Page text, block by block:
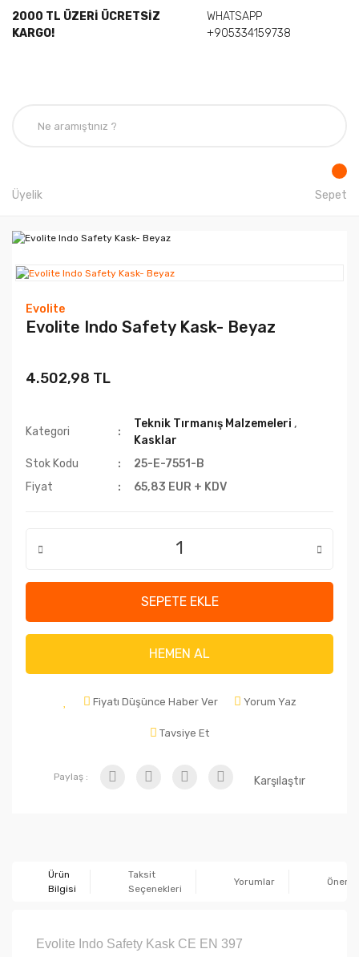
2000 TL ÜZERİ ÜCRETSİZ
KARGO!
WHATSAPP
+905334159738
Üyelik Sepet
Evolite
Evolite Indo Safety Kask- Beyaz
4.502,98 TL
Kategori
Teknik Tırmanış Malzemeleri ,
Kasklar
Stok Kodu
25-E-7551-B
Fiyat
65,83 EUR + KDV
SEPETE EKLE
HEMEN AL
Fiyatı Düşünce Haber Ver Yorum Yaz
Tavsiye Et
Paylaş : Karşılaştır
Ürün
Bilgisi
Taksit
Seçenekleri
Yorumlar
Evolite Indo Safety Kask CE EN 397